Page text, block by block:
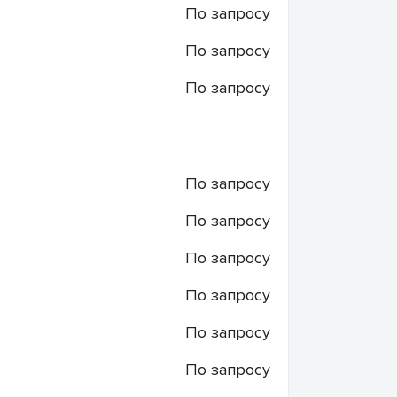
По запросу
По запросу
По запросу
По запросу
По запросу
По запросу
По запросу
По запросу
По запросу